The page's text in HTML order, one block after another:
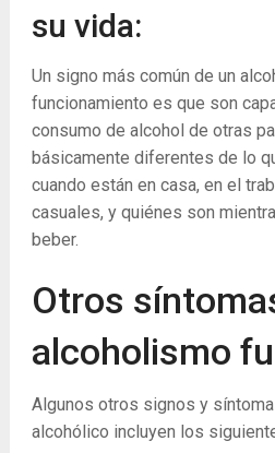
su vida:
Un signo más común de un
funcionamiento es que son
consumo de alcohol de otras
básicamente diferentes de lo
cuando están en casa, en el
casuales, y quiénes son
beber.
Otros
alcoholismo
Algunos otros signos y
alcohólico incluyen los